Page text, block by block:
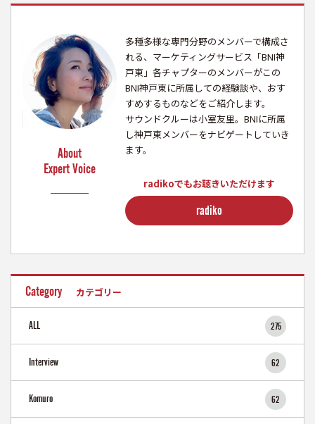
About
Expert Voice
多種多様な専門分野のメンバーで構成さ
れる、マーケティングサービス「BNI神
戸東」各チャプターのメンバーがこの
BNI神戸東に所属しての経験談や、おす
すめするものなどをご紹介します。
サウンドクルーは小室友里。BNIに所属
し神戸東メンバーをナビゲートしていき
ます。
radikoでもお聴きいただけます
radiko
Category カテゴリー
ALL 275
Interview 62
Komuro 62